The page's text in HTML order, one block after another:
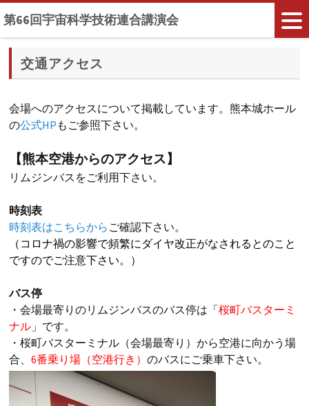
第66回宇宙科学技術連合講演会
交通アクセス
会場へのアクセスについて掲載しています。熊本城ホール
の公式HP もご参照下さい。
【熊本空港からのアクセス】
リムジンバスをご利用下さい。
時刻表
時刻表はこちらから ご確認下さい。
（コロナ禍の影響で頻繁にダイヤ改正がなされるとのこと
ですのでご注意下さい。）
バス停
・会場最寄りのリムジンバスのバス停は「桜町バスターミ
ナル 」です。
・桜町バスターミナル（会場最寄り）から空港に向かう場
合、6番乗り場（空港行き）のバスにご乗車下さい。